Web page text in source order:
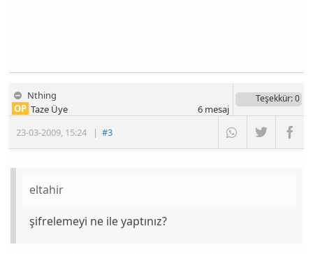
Nthing
23-03-2009, 15:24 |#3
OP Taze Üye
Teşekkür: 0
6mesaj
eltahir
şifrelemeyi ne ile yaptınız?